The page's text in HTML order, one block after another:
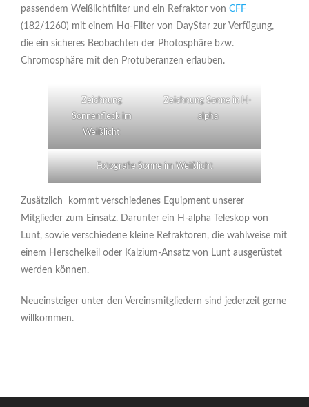
passendem Weißlichtfilter und ein Refraktor von CFF
(182/1260) mit einem Hɑ-Filter von DayStar zur Verfügung,
die ein sicheres Beobachten der Photosphäre bzw.
Chromosphäre mit den Protuberanzen erlauben.
Zeichnung
Sonnenfleck im
Weißlicht
Zeichnung Sonne in H-
alpha
Fotografie Sonne im Weißlicht
Zusätzlich kommt verschiedenes Equipment unserer
Mitglieder zum Einsatz. Darunter ein H-alpha Teleskop von
Lunt, sowie verschiedene kleine Refraktoren, die wahlweise mit
einem Herschelkeil oder Kalzium-Ansatz von Lunt ausgerüstet
werden können.
Neueinsteiger unter den Vereinsmitgliedern sind jederzeit gerne
willkommen.